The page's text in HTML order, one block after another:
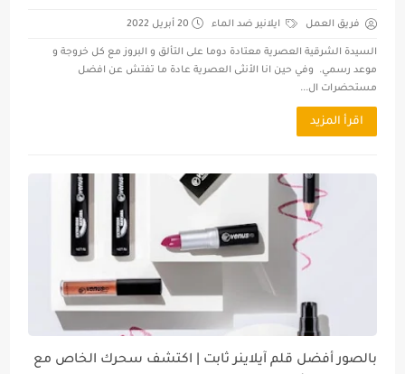
فريق العمل ايلانير ضد الماء 20 أبريل 2022
السيدة الشرقية العصرية معتادة دوما على التألق و البروز مع كل خروجة و
موعد رسمي. وفي حين انا الأنثى العصرية عادة ما تفتش عن افضل
مستحضرات ال...
اقرأ المزيد
بالصور أفضل قلم آيلاينر ثابت | اكتشف سحرك الخاص مع